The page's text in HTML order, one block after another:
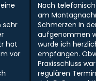
sehr
hat
vor
Nach
am
Schmerzen in
aufgenommen
wurde ich
empfangen.
Praxisschluss
regulären